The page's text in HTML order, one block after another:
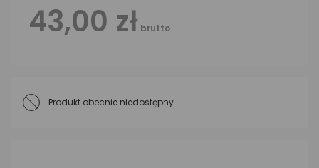
43,00 zł brutto
Produkt obecnie niedostępny